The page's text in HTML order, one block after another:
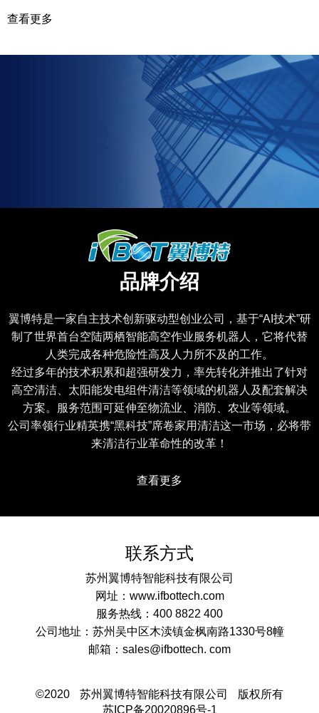
查看更多
品牌介绍
翼博特是一家自主技术创新驱动型创业公司，基于“AI技术”研
制了世界首台空陆两栖智能高空作业服务机器人，它将代替
人类完成各种危险性高及人力所不及的工作。
经过多年的技术积累和超强研发力，率先转化并推出了针对
高空清洁、太阳能发电组件清洁等领域的机器人及配套解决
方案。服务范围可延伸至物流业、消防、农业等领域。
公司率领行业精英携“黑科技”席卷家用清洁这一市场，必将带
来清洁行业革命性的改革！
查看更多
联系方式
苏州翼博特智能科技有限公司
网址： www.ifbottech.com
服务热线：400 8822 400
公司地址：苏州吴中区木渎镇金枫南路1330号8幢
邮箱： sales@ifbottech. com
©2020 苏州翼博特智能科技有限公司
版权所有
苏ICP备20020896号-1